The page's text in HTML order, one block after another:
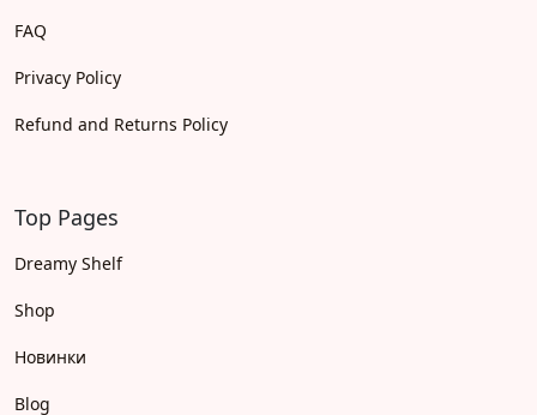
FAQ
Privacy Policy
Refund and Returns Policy
Top Pages
Dreamy Shelf
Shop
Новинки
Blog